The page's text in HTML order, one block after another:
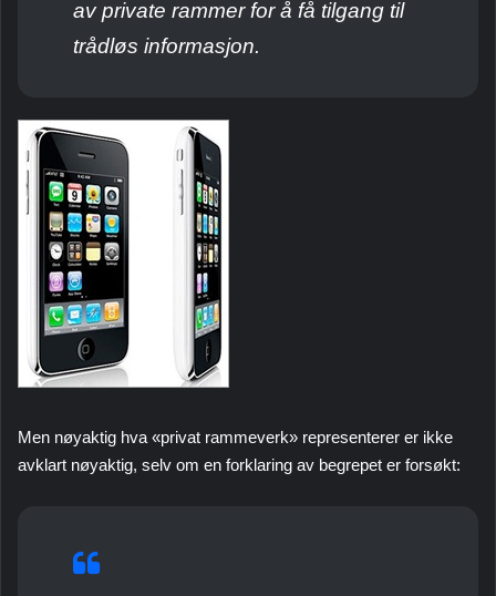
av private rammer for å få tilgang til
trådløs informasjon.
Men nøyaktig hva «privat rammeverk» representerer er ikke
avklart nøyaktig, selv om en forklaring av begrepet er forsøkt: